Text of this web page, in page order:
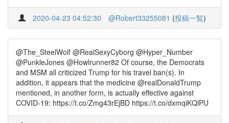
2020-04-23 04:52:30 @Robert33255081 (投稿一覧)
@The_SteelWolf @RealSexyCyborg @Hyper_Number
@PunkleJones @Howlrunner82 Of course, the Democrats
and MSM all criticized Trump for his travel ban(s). In
addition, it appears that the medicine @realDonaldTrump
mentioned, in another form, is actually effective against
COVID-19: https://t.co/Zmg43rEjBD https://t.co/dxmqiKQlPU